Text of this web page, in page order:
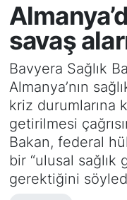
savaş
Bavyera Sağlık
Almanya’nın
kriz durumlarına
getirilmesi
Bakan, federal
bir “ulusal sağlık
gerektiğini
HAMBURG
SPOR
DEUTSCH
EKONOMİ
SİYASET
Puan Durumu
Tüm Manşetler
Son Dakika
Haber Arşivi